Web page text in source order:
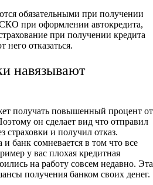
обязательными при получении
при оформлении автокредита,
при получении кредита
него отказаться.
навязывают
получать повышенный процент от
он сделает вид что отправил
страховки и получил отказ.
банк сомневается в том что все
у вас плохая кредитная
на работу совсем недавно. Эта
получения банком своих денег.